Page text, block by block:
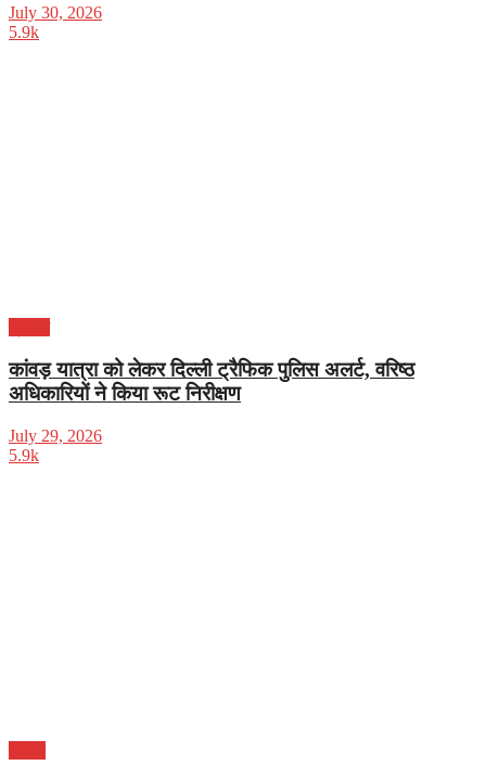
July 30, 2026
5.9k
कांवड़ यात्रा को लेकर दिल्ली ट्रैफिक पुलिस अलर्ट, वरिष्ठ
अधिकारियों ने किया रूट निरीक्षण
July 29, 2026
5.9k